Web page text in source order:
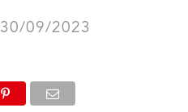
30/09/2023